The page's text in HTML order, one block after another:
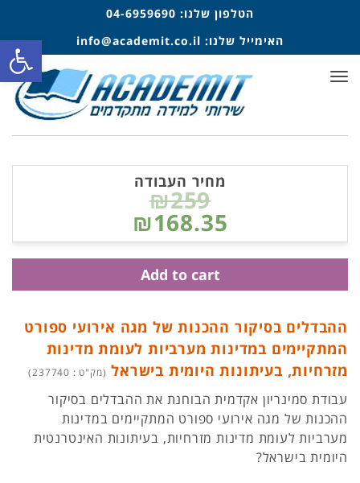
הטלפון שלנו: 04-6959690
האימייל שלנו: info@academit.co.il
תפריט
ההבדלים בסיקור ההכנות של מגה אירועי ספורט
המתקיימים במדינות מערביות לעומת מדינות
מזרחיות, בעיתונות היומית בישראל (מק"ט : 237740)
עבודת סמינריון אקדמית הבוחנת את ההבדלים בסיקור
ההכנות של מגה אירועי ספורט המתקיימים במדינות
מערביות לעומת מדינות מזרחיות, בעיתונות האינטרנטית
היומית בישראל?
מחיר העבודה
₪259
₪168.35
Add to cart
פתח